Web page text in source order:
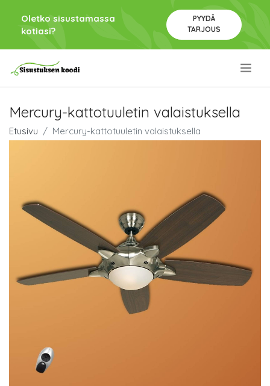
Oletko sisustamassa
kotiasi?
PYYDÄ
TARJOUS
Mercury-kattotuuletin valaistuksella
Etusivu Mercury-kattotuuletin valaistuksella